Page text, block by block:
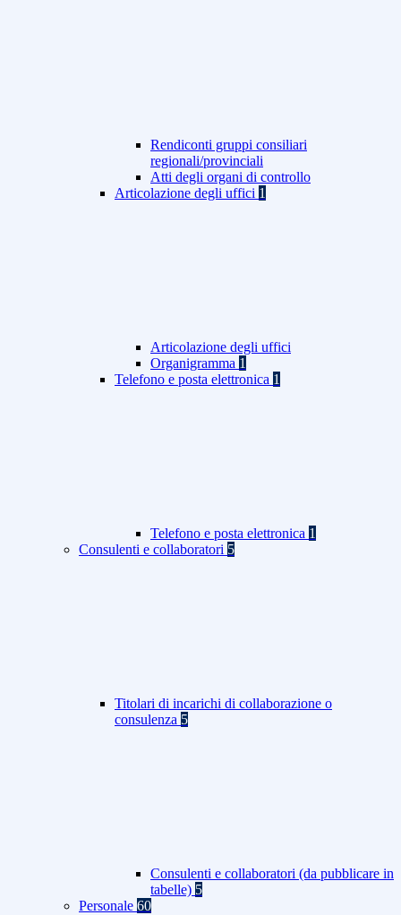
Rendiconti gruppi consiliari
regionali/provinciali
Atti degli organi di controllo
Articolazione degli uffici 1
Articolazione degli uffici
Organigramma 1
Telefono e posta elettronica 1
Telefono e posta elettronica 1
Consulenti e collaboratori 5
Titolari di incarichi di collaborazione o
consulenza 5
Consulenti e collaboratori (da pubblicare in
tabelle) 5
Personale 60